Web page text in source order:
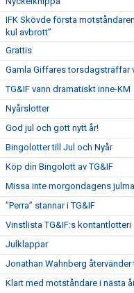
IFK Skövde första
kul avbrott”
Grattis
Gamla Giffares torsdagsträffar
TG&IF vann dramatiskt inne-KM
Nyårslotter
God jul och gott nytt år!
Bingolotter till Jul och Nyår
Köp din Bingolott av TG&IF
Missa inte morgondagens
”Perra” stannar i TG&IF
Vinstlista TG&IF:s kontantlotteri
Julklappar
Jonathan Wahnberg återvänder
Klart med motståndare i nästa